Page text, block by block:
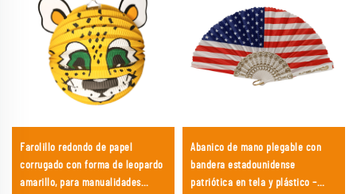
Farolillo redondo de papel
corrugado con forma de leopardo
amarillo, para manualidades
Abanico de mano plegable con
bandera estadounidense
patriótica en tela y plástico –